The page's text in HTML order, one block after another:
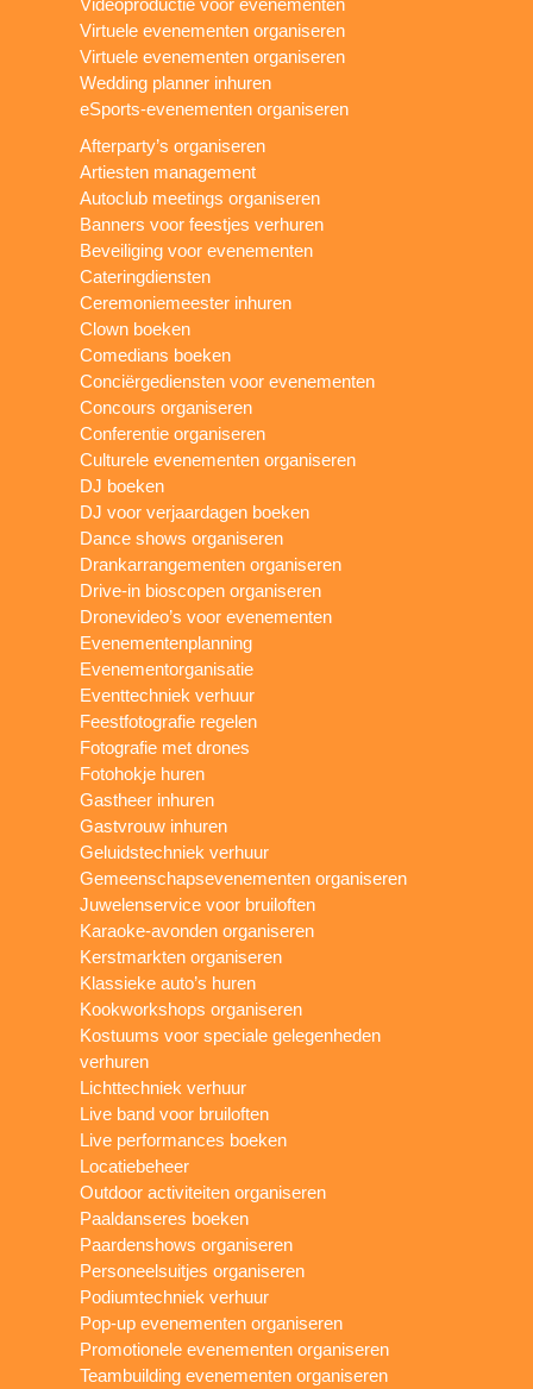
Videoproductie voor evenementen
Virtuele evenementen organiseren
Virtuele evenementen organiseren
Wedding planner inhuren
eSports-evenementen organiseren
Afterparty’s organiseren
Artiesten management
Autoclub meetings organiseren
Banners voor feestjes verhuren
Beveiliging voor evenementen
Cateringdiensten
Ceremoniemeester inhuren
Clown boeken
Comedians boeken
Conciërgediensten voor evenementen
Concours organiseren
Conferentie organiseren
Culturele evenementen organiseren
DJ boeken
DJ voor verjaardagen boeken
Dance shows organiseren
Drankarrangementen organiseren
Drive-in bioscopen organiseren
Dronevideo’s voor evenementen
Evenementenplanning
Evenementorganisatie
Eventtechniek verhuur
Feestfotografie regelen
Fotografie met drones
Fotohokje huren
Gastheer inhuren
Gastvrouw inhuren
Geluidstechniek verhuur
Gemeenschapsevenementen organiseren
Juwelenservice voor bruiloften
Karaoke-avonden organiseren
Kerstmarkten organiseren
Klassieke auto’s huren
Kookworkshops organiseren
Kostuums voor speciale gelegenheden
verhuren
Lichttechniek verhuur
Live band voor bruiloften
Live performances boeken
Locatiebeheer
Outdoor activiteiten organiseren
Paaldanseres boeken
Paardenshows organiseren
Personeelsuitjes organiseren
Podiumtechniek verhuur
Pop-up evenementen organiseren
Promotionele evenementen organiseren
Teambuilding evenementen organiseren